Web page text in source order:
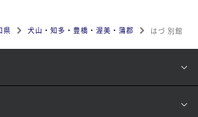
県 犬山・知多・豊橋・渥美・蒲郡 はづ 別館